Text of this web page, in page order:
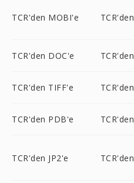
TCR'den MOBI'e
TCR'den DOC'e
TCR'den TIFF'e
TCR'den PDB'e
TCR'den JP2'e